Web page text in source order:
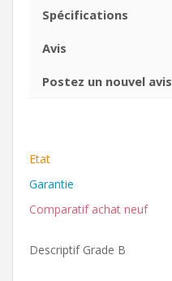
Spécifications
Avis
Postez un nouvel avis
Etat
Garantie
Comparatif achat neuf
Descriptif Grade B